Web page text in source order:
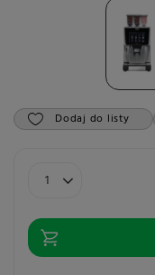
Dodaj do listy